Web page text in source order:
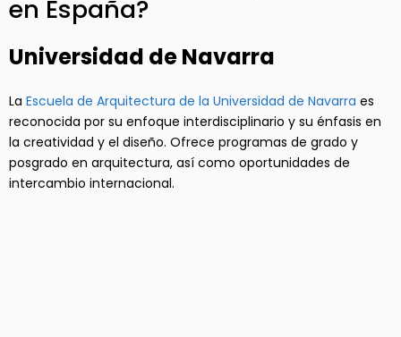
en España?
Universidad de Navarra
La Escuela de Arquitectura de la Universidad de Navarra es
reconocida por su enfoque interdisciplinario y su énfasis en
la creatividad y el diseño. Ofrece programas de grado y
posgrado en arquitectura, así como oportunidades de
intercambio internacional.